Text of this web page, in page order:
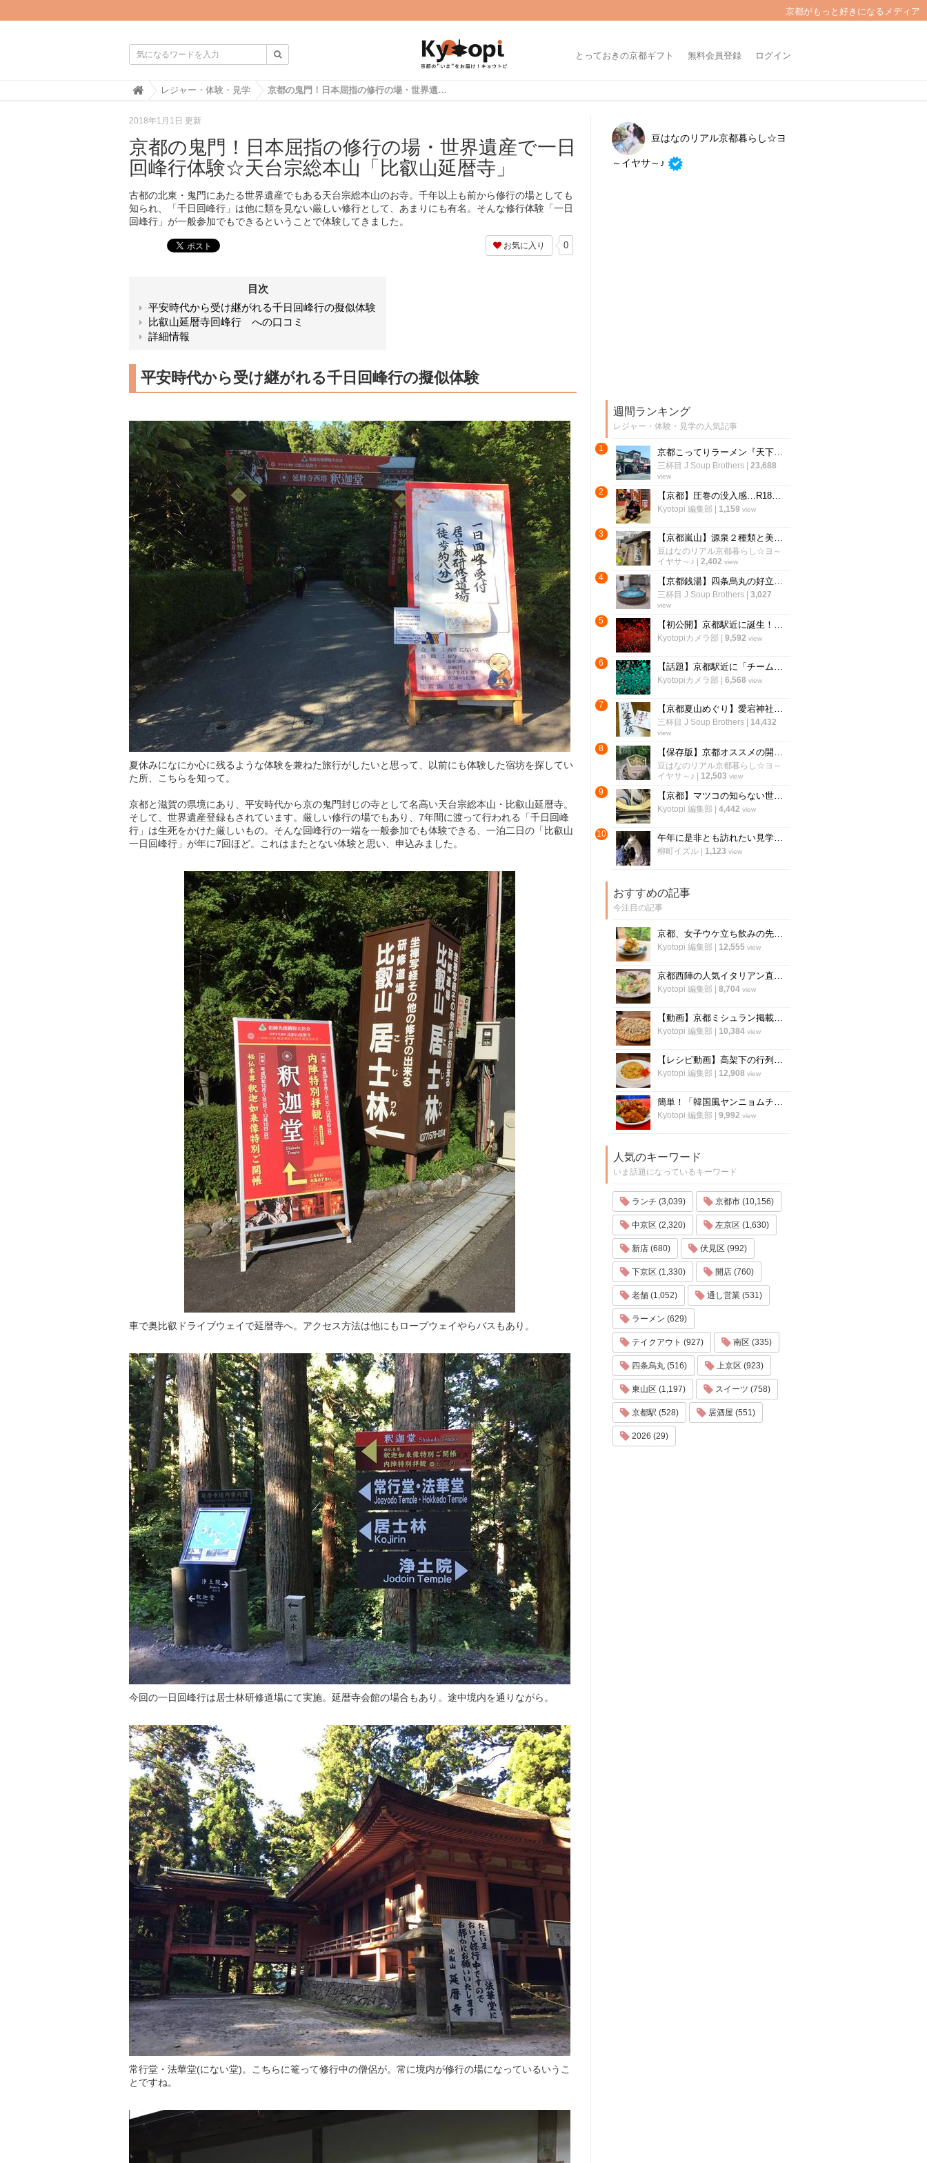
京都がもっと好きになるメディア
とっておきの京都ギフト 無料会員登録 ログイン
H
e
レジャー・体験・見学 京都の鬼門！日本屈指の修行の場・世界遺産で一日回峰行体験☆天台宗総本山「比叡山延暦寺」
2018年1月1日 更新
京都の鬼門！日本屈指の修行の場・世界遺産で一日
回峰行体験☆天台宗総本山「比叡山延暦寺」
古都の北東・鬼門にあたる世界遺産でもある天台宗総本山のお寺。千年以上も前から修行の場としても
知られ、「千日回峰行」は他に類を見ない厳しい修行として、あまりにも有名。そんな修行体験「一日
回峰行」が一般参加でもできるということで体験してきました。
お気に入り 0
目次
平安時代から受け継がれる千日回峰行の擬似体験
比叡山延暦寺回峰行 への口コミ
詳細情報
平安時代から受け継がれる千日回峰行の擬似体験
夏休みになにか心に残るような体験を兼ねた旅行がしたいと思って、以前にも体験した宿坊を探してい
た所、こちらを知って。
京都と滋賀の県境にあり、平安時代から京の鬼門封じの寺として名高い天台宗総本山・比叡山延暦寺。
そして、世界遺産登録もされています。厳しい修行の場でもあり、7年間に渡って行われる「千日回峰
行」は生死をかけた厳しいもの。そんな回峰行の一端を一般参加でも体験できる、一泊二日の「比叡山
一日回峰行」が年に7回ほど。これはまたとない体験と思い、申込みました。
車で奥比叡ドライブウェイで延暦寺へ。アクセス方法は他にもロープウェイやらバスもあり。
今回の一日回峰行は居士林研修道場にて実施。延暦寺会館の場合もあり。途中境内を通りながら。
常行堂・法華堂(にない堂)。こちらに篭って修行中の僧侶が。常に境内が修行の場になっているいうこ
とですね。
豆はなのリアル京都暮らし☆ヨ
～イヤサ～♪
週間ランキング
レジャー・体験・見学の人気記事
1 京都こってりラーメン『天下一品』運営の温泉施設！丸一日過ごしたい岩盤浴「スパリゾート雄琴あがりゃんせ」
三杯目 J Soup Brothers| 23,688
view
2 【京都】圧巻の没入感…R18ゾーンも登場！大人が楽しめるナイト営業も「太秦映画村」
Kyotopi 編集部 1,159 view
3 【京都嵐山】源泉２種類と美容アメニティ人気☆サウナ＆夏限定露天風呂も「さがの温泉天山の湯」
豆はなのリアル京都暮らし☆ヨ～
イヤサ～♪
2,402 view
4 【京都銭湯】四条烏丸の好立地！祇園祭合間にサッパリ一風呂☆サウナ＆露天風呂充実「白山湯」
三杯目 J Soup Brothers| 3,027
view
5 【初公開】京都駅近に誕生！「チームラボ」の最新巨大アート空間を一足先に体験
Kyotopiカメラ部 9,592 view
6 【話題】京都駅近に「チームラボ」が上陸！国内最大規模の新施設で体感する五感のアート空間
Kyotopiカメラ部 6,568 view
7 【京都夏山めぐり】愛宕神社『火廼要慎』札でおなじみの霊山！毎年恒例『千日詣』準備も着々と☆「愛宕山」
三杯目 J Soup Brothers| 14,432
view
8 【保存版】京都オススメの開運占い！京都人御用達神社から有名鑑定士まで☆【5スポット】
豆はなのリアル京都暮らし☆ヨ～
イヤサ～♪
12,503 view
9 【京都】マツコの知らない世界にも登場！ラーメンを支える老舗製麺所「麺屋棣鄂」に潜入
Kyotopi 編集部 4,442 view
10 午年に是非とも訪れたい見学自由の厩舎「京都平安騎馬隊」
柳町イズル| 1,123 view
おすすめの記事
今注目の記事
京都、女子ウケ立ち飲みの先駆者「すいば」の人気メニュー『ポテトサラダ』の作り方
Kyotopi 編集部 12,555 view
京都西陣の人気イタリアン直伝「アンチョビのオイルパスタ」の作り方
Kyotopi 編集部 8,704 view
【動画】京都ミシュラン掲載蕎麦店『花もも』店主が蕎麦を打つすべて
Kyotopi 編集部 10,384 view
【レシピ動画】高架下の行列ラーメン店「大中」にプロのチャーハンを教わる！
Kyotopi 編集部 12,908 view
簡単！「韓国風ヤンニョムチキン」の作り方！京都の人気韓国料理店『ナム』に教わりました！
Kyotopi 編集部 9,992 view
人気のキーワード
いま話題になっているキーワード
ランチ (3,039) 京都市 (10,156)
中京区 (2,320) 左京区 (1,630)
新店 (680) 伏見区 (992)
下京区 (1,330) 開店 (760)
老舗 (1,052) 通し営業 (531)
ラーメン (629)
テイクアウト (927) 南区 (335)
四条烏丸 (516) 上京区 (923)
東山区 (1,197) スイーツ (758)
京都駅 (528) 居酒屋 (551)
2026 (29)